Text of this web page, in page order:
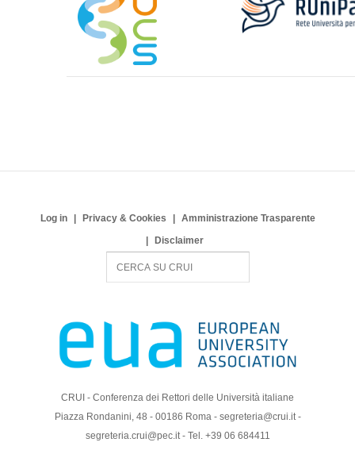
Log in Privacy & Cookies
Amministrazione Trasparente
Disclaimer
c
CRUI - Conferenza dei Rettori delle Università italiane
Piazza Rondanini, 48 - 00186 Roma - segreteria@crui.it -
segreteria.crui@pec.it - Tel. +39 06 684411